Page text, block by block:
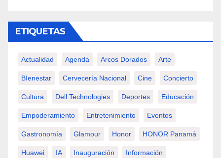
ETIQUETAS
Actualidad Agenda Arcos Dorados Arte
BIenestar Cervecería Nacional Cine Concierto
Cultura Dell Technologies Deportes Educación
Empoderamiento Entretenimiento Eventos
Gastronomía Glamour Honor HONOR Panamá
Huawei IA Inauguración Información